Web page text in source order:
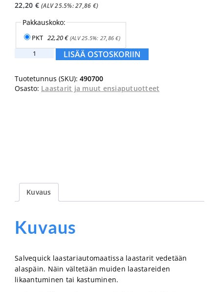
22,20 € (ALV 25.5%:27,86 €)
Pakkauskoko:
PKT 22,20€(ALV 25.5%: 27,86€)
CEDERROTH
määrä
LISÄÄ OSTOSKORIIN
Tuotetunnus (SKU): 490700
Osasto: Laastarit ja muut ensiaputuotteet
Kuvaus
Kuvaus
Salvequick laastariautomaatissa laastarit vedetään
alaspäin. Näin vältetään muiden laastareiden
likaantuminen tai kastuminen.